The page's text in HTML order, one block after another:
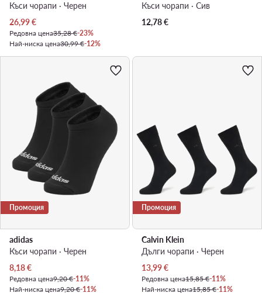
Къси чорапи · Черен
Актуална цена
26,99€
Редовна цена35,28 €-23%
Най-ниска цена30,99 €-12%
Къси чорапи · Сив
12,78€
Промоция
adidas
Къси чорапи · Черен
Актуална цена
8,18€
Редовна цена9,20 €-11%
Най-ниска цена9,20 €-11%
Промоция
Calvin Klein
Дълги чорапи · Черен
Актуална цена
13,99€
Редовна цена15,85 €-11%
Най-ниска цена15,85 €-11%